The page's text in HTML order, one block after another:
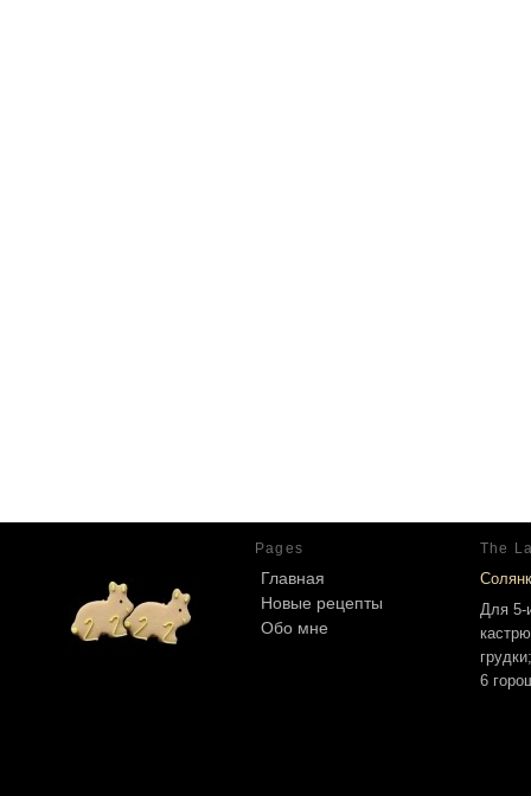
Pages
Главная
Новые рецепты
Обо мне
The
Для 5-
6